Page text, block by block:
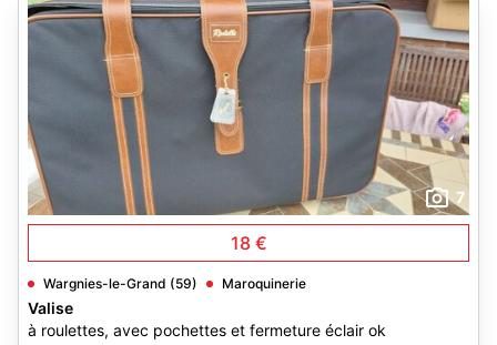
7
18 €
Wargnies-le-Grand (59) Maroquinerie
Valise
à roulettes, avec pochettes et fermeture éclair ok